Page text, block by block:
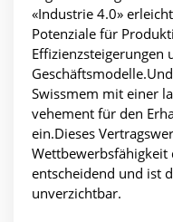
«Industrie 4.0»
Potenziale für
Effizienzsteigerungen
Swissmem mit einer
vehement für den
ein.Dieses
Wettbewerbsfähigkeit
entscheidend und ist
unverzichtbar.